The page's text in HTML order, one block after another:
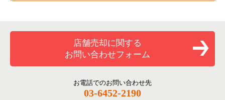
洋食の居抜き売却物件の案件一覧
その他の居抜き売却物件の案件一覧
川崎市幸区の飲食店の居抜き売却物件の案件一覧
厚木市の飲食店の居抜き売却物件の案件一覧
神奈川県のバーの居抜き売却物件の案件一覧
神奈川県の居酒屋・ダイニングバーの居抜き売却物件の案件一
神奈川県の専門料理の居抜き売却物件の案件一覧
川崎市中原区の居酒屋・ダイニングバーの居抜き売却物件の案
川崎市中原区の和食の居抜き売却物件の案件一覧
店舗売却に関する
お問い合わせフォーム
お電話でのお問い合わせ先
03-6452-2190